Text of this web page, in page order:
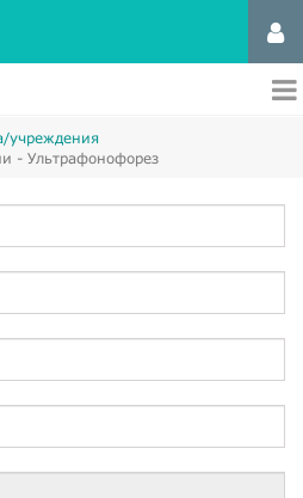
учреждения
- Ультрафонофорез